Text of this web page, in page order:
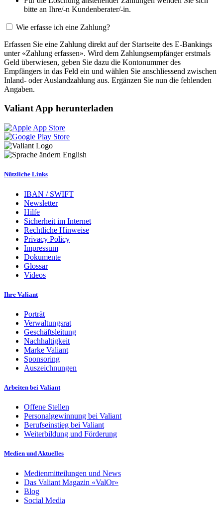
bitte an Ihre/-n Kundenberater/-in.
Wie erfasse ich eine Zahlung?
Erfassen Sie eine Zahlung direkt auf der Startseite des E-Bankings
unter «Zahlung erfassen». Wird dem Zahlungsempfänger erstmals
Geld überwiesen, geben Sie dazu die Kontonummer des
Empfängers in das Feld ein und wählen Sie anschliessend zwischen
Inland- oder Auslandzahlung aus. Ergänzen Sie nun die fehlenden
Angaben.
Valiant App herunterladen
English
Nützliche Links
IBAN / SWIFT
Newsletter
Hilfe
Sicherheit im Internet
Rechtliche Hinweise
Privacy Policy
Impressum
Dokumente
Glossar
Videos
Ihre Valiant
Porträt
Verwaltungsrat
Geschäftsleitung
Nachhaltigkeit
Marke Valiant
Sponsoring
Auszeichnungen
Arbeiten bei Valiant
Offene Stellen
Personalgewinnung bei Valiant
Berufseinstieg bei Valiant
Weiterbildung und Förderung
Medien und Aktuelles
Medienmitteilungen und News
Das Valiant Magazin «ValOr»
Blog
Social Media